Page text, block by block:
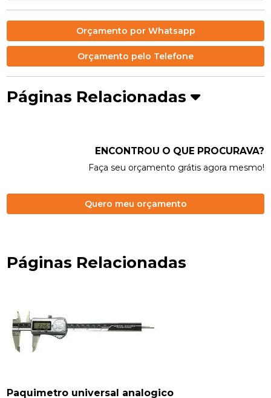
Orçamento por Whatsapp
Orçamento pelo Telefone
Páginas Relacionadas
ENCONTROU O QUE PROCURAVA?
Faça seu orçamento grátis agora mesmo!
Quero meu orçamento
Páginas Relacionadas
Paquimetro universal analogico